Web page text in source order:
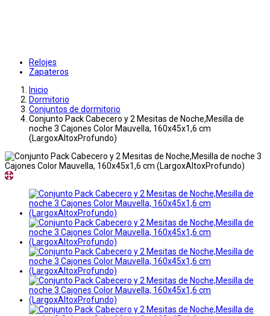
Relojes
Zapateros
Inicio
Dormitorio
Conjuntos de dormitorio
Conjunto Pack Cabecero y 2 Mesitas de Noche,Mesilla de
noche 3 Cajones Color Mauvella, 160x45x1,6 cm
(LargoxAltoxProfundo)